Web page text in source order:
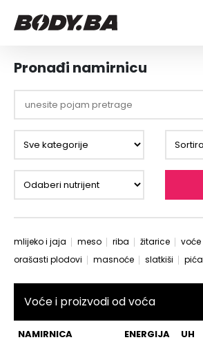
FITNESS
Vježbanje
Mršanje
Discipline
Indoor & Outdoor
BODYBUILDING
Trening i vježbe
Takmičarski bodybuilding
Savjeti
Ostalo
ISHRANA
Dijete
Nutricionizam
Tablica kalorija
ZDRAVLJE
Lifestyle
Trudnice
LIFESTYLE
Bodybuilding
Fitness
Ishrana
Zdravlje
Hedonizam
VODA
MAGAZIN
Njega nje
KALORIJE
Pronađi namirnicu
mlijeko i jaja meso riba žitarice voće
orašasti plodovi
masnoće slatkiši pića
Voće i proizvodi od voća
NAMIRNICA ENERGIJA UH